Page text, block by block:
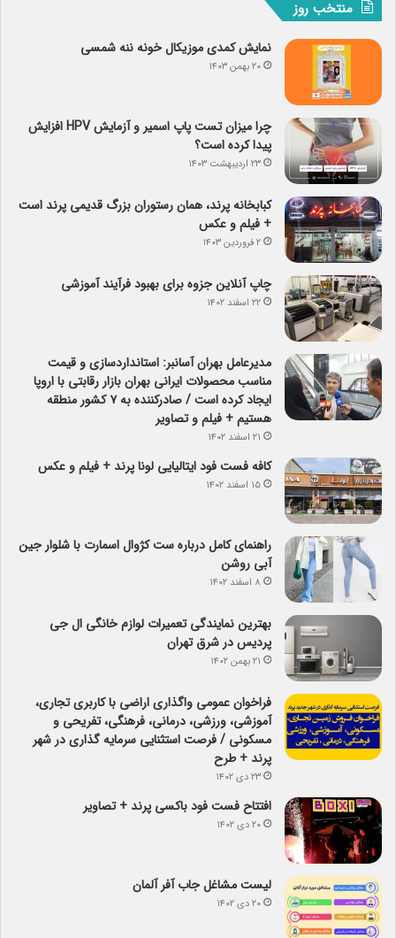
منتخب روز
نمایش کمدی موزیکال خونه ننه شمسی
۲۰ بهمن ۱۴۰۳
چرا میزان تست پاپ اسمیر و آزمایش HPV افزایش
پیدا کرده است؟
۲۳ اردیبهشت ۱۴۰۳
کبابخانه پرند، همان رستوران بزرگ قدیمی پرند است
+ فیلم و عکس
۲ فروردین ۱۴۰۳
چاپ آنلاین جزوه برای بهبود فرآیند آموزشی
۲۲ اسفند ۱۴۰۲
مدیرعامل بهران آسانبر: استانداردسازی و قیمت
مناسب محصولات ایرانی بهران بازار رقابتی با اروپا
ایجاد کرده است / صادرکننده به ۷ کشور منطقه
هستیم + فیلم و تصاویر
۲۱ اسفند ۱۴۰۲
کافه فست فود ایتالیایی لونا پرند + فیلم و عکس
۱۵ اسفند ۱۴۰۲
راهنمای کامل درباره ست کژوال اسمارت با شلوار جین
آبی روشن
۸ اسفند ۱۴۰۲
بهترین نمایندگی تعمیرات لوازم خانگی ال جی
پردیس در شرق تهران
۲۱ بهمن ۱۴۰۲
فراخوان عمومی واگذاری اراضی با کاربری تجاری،
آموزشی، ورزشی، درمانی، فرهنگی، تفریحی و
مسکونی / فرصت استثنایی سرمایه گذاری در شهر
پرند + طرح
۲۳ دی ۱۴۰۲
افتتاح فست فود باکسی پرند + تصاویر
۲۰ دی ۱۴۰۲
لیست مشاغل جاب آفر آلمان
۲۰ دی ۱۴۰۲